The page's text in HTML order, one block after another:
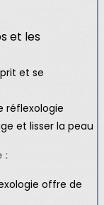
et les
et se
réflexologie
et lisser la peau
:
offre de